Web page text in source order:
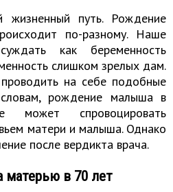
жизненный путь. Рождение
по-разному. Наше
как беременность
слишком зрелых дам.
на себе подобные
рождение малыша в
может спровоцировать
матери и малыша. Однако
после вердикта врача.
матерью в 70 лет